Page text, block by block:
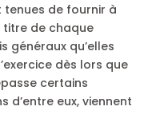
tenues de fournir à
titre de chaque
généraux qu’elles
dès lors que
certains
d’entre eux, viennent